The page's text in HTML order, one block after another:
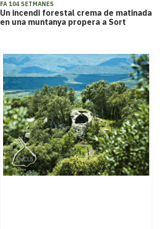
FA 104 SETMANES
Un incendi forestal crema de matinada
en una muntanya propera a Sort